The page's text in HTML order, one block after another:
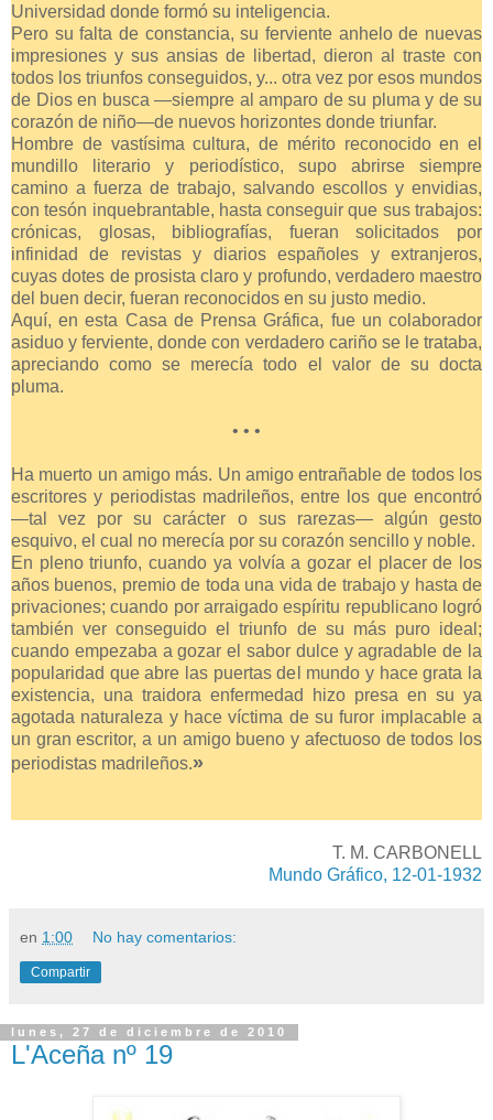
Universidad donde formó su inteligencia.
Pero su falta de constancia, su ferviente anhelo de nuevas
impresiones y sus ansias de libertad, dieron al traste con
todos los triunfos conseguidos, y... otra vez por esos mundos
de Dios en busca —siempre al amparo de su pluma y de su
corazón de niño—de nuevos horizontes donde triunfar.
Hombre de vastísima cultura, de mérito reconocido en el
mundillo literario y periodístico, supo abrirse siempre
camino a fuerza de trabajo, salvando escollos y envidias,
con tesón inquebrantable, hasta conseguir que sus trabajos:
crónicas, glosas, bibliografías, fueran solicitados por
infinidad de revistas y diarios españoles y extranjeros,
cuyas dotes de prosista claro y profundo, verdadero maestro
del buen decir, fueran reconocidos en su justo medio.
Aquí, en esta Casa de Prensa Gráfica, fue un colaborador
asiduo y ferviente, donde con verdadero cariño se le trataba,
apreciando como se merecía todo el valor de su docta
pluma.
• • •
Ha muerto un amigo más. Un amigo entrañable de todos los
escritores y periodistas madrileños, entre los que encontró
—tal vez por su carácter o sus rarezas— algún gesto
esquivo, el cual no merecía por su corazón sencillo y noble.
En pleno triunfo, cuando ya volvía a gozar el placer de los
años buenos, premio de toda una vida de trabajo y hasta de
privaciones; cuando por arraigado espíritu republicano logró
también ver conseguido el triunfo de su más puro ideal;
cuando empezaba a gozar el sabor dulce y agradable de la
popularidad que abre las puertas del mundo y hace grata la
existencia, una traidora enfermedad hizo presa en su ya
agotada naturaleza y hace víctima de su furor implacable a
un gran escritor, a un amigo bueno y afectuoso de todos los
periodistas madrileños.»
T. M. CARBONELL
Mundo Gráfico, 12-01-1932
en 1:00 No hay comentarios:
Compartir
lunes, 27 de diciembre de 2010
L'Aceña nº 19